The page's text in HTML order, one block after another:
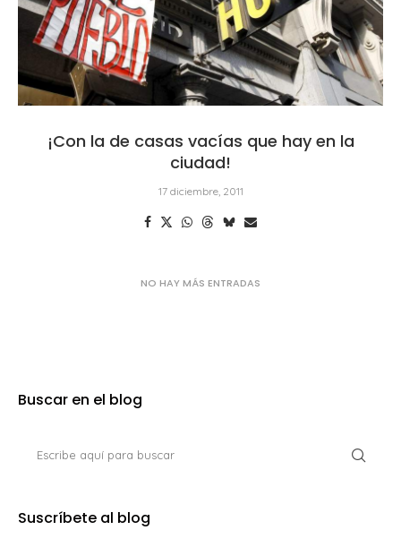
¡Con la de casas vacías que hay en la
ciudad!
17 diciembre, 2011
Suscríbete al blog